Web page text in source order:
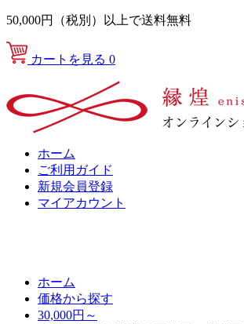
50,000円（税別）以上で送料無料
カートを見る 0
ホーム
ご利用ガイド
新規会員登録
マイアカウント
ホーム
価格から探す
30,000円～